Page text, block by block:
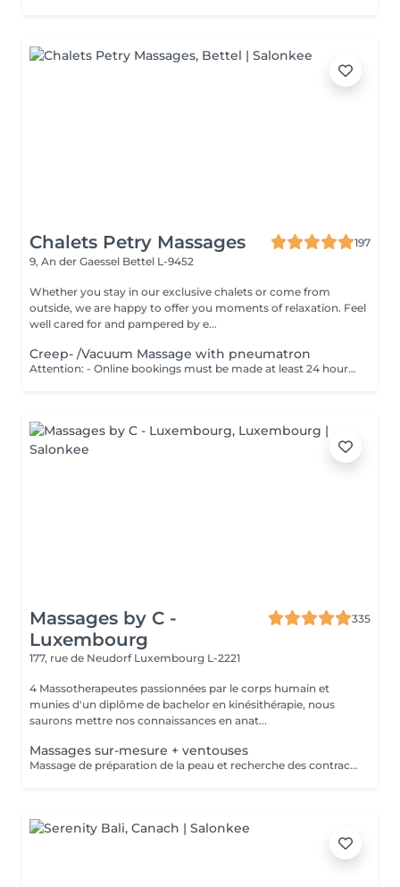
Chalets Petry Massages
197
9, An der Gaessel Bettel L-9452
Whether you stay in our exclusive chalets or come from
outside, we are happy to offer you moments of relaxation. Feel
well cared for and pampered by e...
Creep- /Vacuum Massage with pneumatron
Attention: - Online bookings must be made at least 24 hours in advance. - If you would like to book a massage at short notice (less than 24 hours in advance), please call +49 173 390 20 62. - If you have to cancel the massage, we kindly ask you to do so at least 24 hours in advance, otherwise we will have to charge 70% of the price of the massage. - Employees and times can be adjusted if necessary, after consultation with you. Your body is massaged with a skin-friendly alkaline oil, the muscles relaxes and blockages are released. Then parts of the body are treated with a vacuum massage technique. This stimulates the body parts with a pulsating negative pressure to deacidify and excrete toxins.
Massages by C -
Luxembourg
335
177, rue de Neudorf Luxembourg L-2221
4 Massotherapeutes passionnées par le corps humain et
munies d'un diplôme de bachelor en kinésithérapie, nous
saurons mettre nos connaissances en anat...
Massages sur-mesure + ventouses
Massage de préparation de la peau et recherche des contractures suivis pas la pose des ventouses. Le vide est créé à l'aide d'une flamme, aucune sensation de chaud n'est ressentie durant le procédé et la technique est peu douloureuse. Le but de la cupping therapy est de soulager les tensions musculaires tout en promouvant la circulation sanguine et lymphatique.